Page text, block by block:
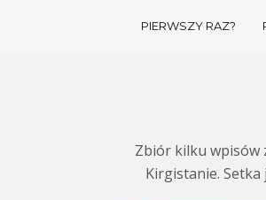
PIERWSZY RAZ?
Zbiór kilku wpisów
Kirgistanie.